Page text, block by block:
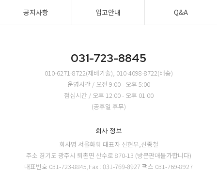
공지사항 입고안내 Q&A
031-723-8845
010-6271-8722(재배기술), 010-4098-8722(배송)
운영시간 / 오전 9:00 - 오후 5:00
점심시간 / 오후 12:00 - 오후 01:00
(공휴일 휴무)
회사 정보
회사명 서울화훼 대표자 신현무,신종철
주소 경기도 광주시 퇴촌면 산수로 870-13 (방문판매불가합니다)
대표번호 031-723-8845,Fax : 031-769-8927 팩스 031-769-8927